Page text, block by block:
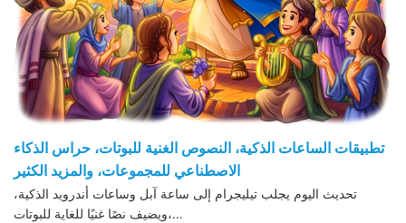
تطبيقات الساعات الذكية، النصوص الغنية للبوتات، حراس الذكاء
الاصطناعي للمجموعات، والمزيد الكثير
تحديث اليوم يجلب تيليجرام إلى ساعة آبل وساعات أندرويد الذكية،
ويضيف نصًا غنيًا للغاية للبوتات،…